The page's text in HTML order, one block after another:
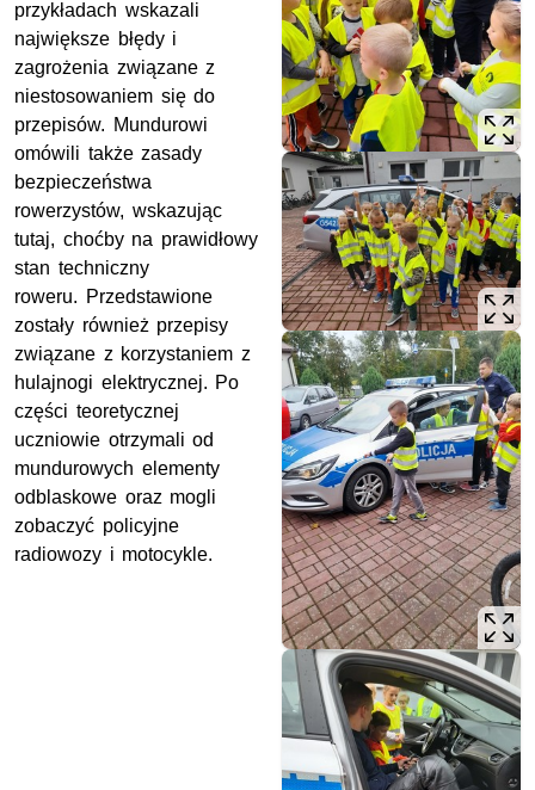
przykładach wskazali
największe błędy i
zagrożenia związane z
niestosowaniem się do
przepisów. Mundurowi
omówili także zasady
bezpieczeństwa
rowerzystów, wskazując
tutaj, choćby na prawidłowy
stan techniczny
roweru. Przedstawione
zostały również przepisy
związane z korzystaniem z
hulajnogi elektrycznej. Po
części teoretycznej
uczniowie otrzymali od
mundurowych elementy
odblaskowe oraz mogli
zobaczyć policyjne
radiowozy i motocykle.